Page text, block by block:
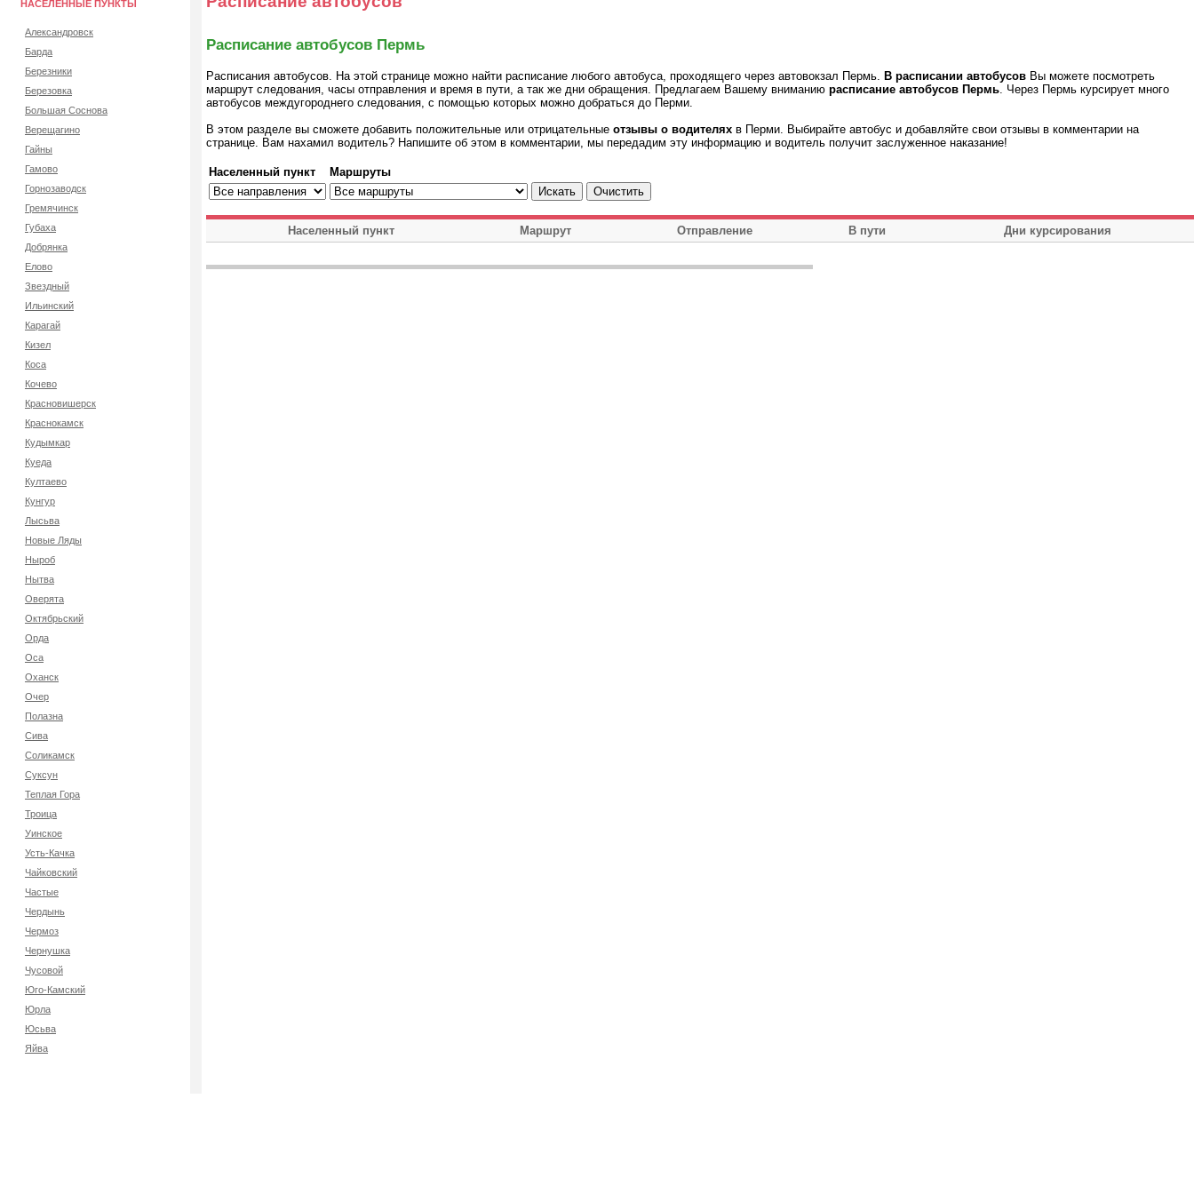
НАСЕЛЕННЫЕ ПУНКТЫ
Александровск
Барда
Березники
Березовка
Большая Соснова
Верещагино
Гайны
Гамово
Горнозаводск
Гремячинск
Губаха
Добрянка
Елово
Звездный
Ильинский
Карагай
Кизел
Коса
Кочево
Красновишерск
Краснокамск
Кудымкар
Куеда
Култаево
Кунгур
Лысьва
Новые Ляды
Ныроб
Нытва
Оверята
Октябрьский
Орда
Оса
Оханск
Очер
Полазна
Сива
Соликамск
Суксун
Теплая Гора
Троица
Уинское
Усть-Качка
Чайковский
Частые
Чердынь
Чермоз
Чернушка
Чусовой
Юго-Камский
Юрла
Юсьва
Яйва
Расписание автобусов Пермь
Расписания автобусов. На этой странице можно найти расписание любого автобуса, проходящего через автовокзал Пермь. В расписании автобусов Вы можете посмотреть
маршрут следования, часы отправления и время в пути, а так же дни обращения. Предлагаем Вашему вниманию расписание автобусов Пермь. Через Пермь курсирует много
автобусов междугороднего следования, с помощью которых можно добраться до Перми.
В этом разделе вы сможете добавить положительные или отрицательные отзывы о водителях в Перми. Выбирайте автобус и добавляйте свои отзывы в комментарии на
странице. Вам нахамил водитель? Напишите об этом в комментарии, мы передадим эту информацию и водитель получит заслуженное наказание!
Населенный пункт Маршруты
Населенный пункт Маршрут Отправление В пути Дни курсирования